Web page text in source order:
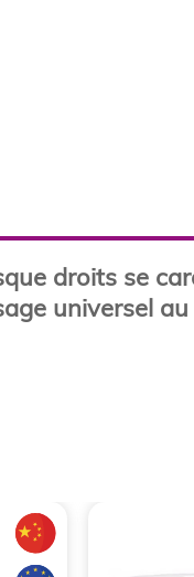
droits se
universel